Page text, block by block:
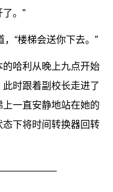
。”
，“楼梯会送你下去。”
的哈利从晚上九点开始
时跟着副校长走进了
一直安静地站在她的
下将时间转换器回转